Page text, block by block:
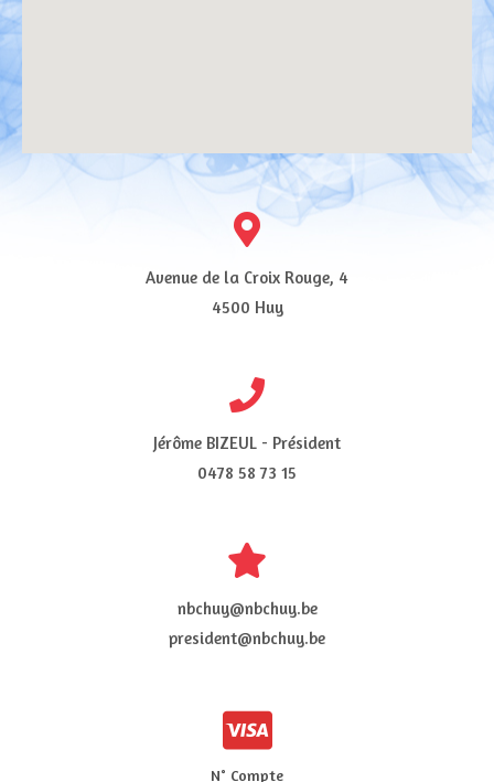
Avenue de la Croix Rouge, 4
4500 Huy
Jérôme BIZEUL - Président
0478 58 73 15
nbchuy@nbchuy.be
president@nbchuy.be
N° Compte